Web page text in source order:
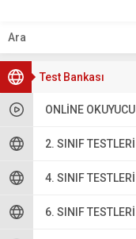
Test Bankası
ONLINE OKUYUCU
2. SINIF TESTLERI
4. SINIF TESTLERI
6. SINIF TESTLERI